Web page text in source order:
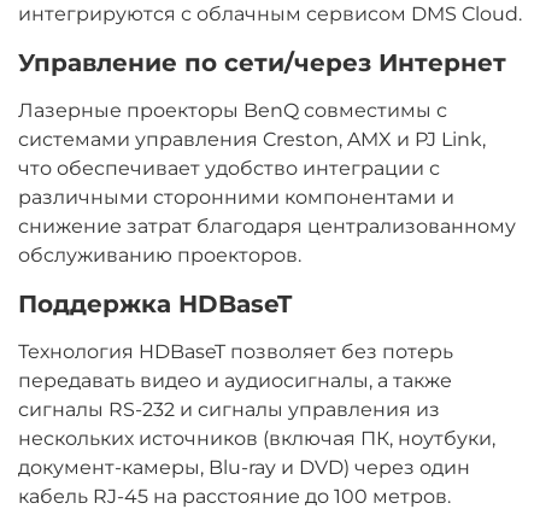
интегрируются с облачным сервисом DMS Cloud.
Управление по сети/через Интернет
Лазерные проекторы BenQ совместимы с
системами управления Creston, AMX и PJ Link,
что обеспечивает удобство интеграции с
различными сторонними компонентами и
снижение затрат благодаря централизованному
обслуживанию проекторов.
Поддержка HDBaseT
Технология HDBaseT позволяет без потерь
передавать видео и аудиосигналы, а также
сигналы RS-232 и сигналы управления из
нескольких источников (включая ПК, ноутбуки,
документ-камеры, Blu-ray и DVD) через один
кабель RJ-45 на расстояние до 100 метров.